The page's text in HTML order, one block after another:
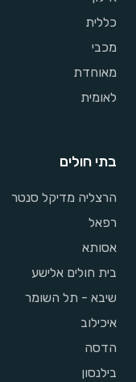
כללית
מכבי
מאוחדת
לאומית
בתי חולים
הרצליה מדיקל סנטר
רפאל
אסותא
בית חולים אלישע
שיבא - תל השומר
איכילוב
הדסה
בילנסון